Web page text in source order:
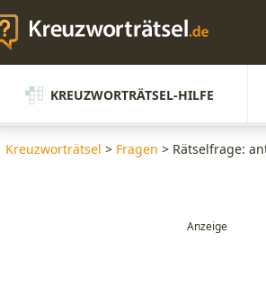
KREUZWORTRÄTSEL-HILFE
Kreuzworträtsel > Fragen > Rätselfrage: